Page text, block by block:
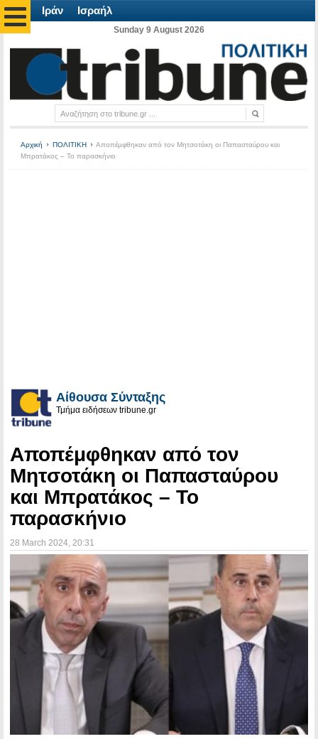
Ιράν Ισραήλ
Sunday 9 August 2026
Αρχική ΠΟΛΙΤΙΚΗ
Αποπέμφθηκαν από τον Μητσοτάκη οι Παπασταύρου και
Μπρατάκος – Το παρασκήνιο
Αίθουσα Σύνταξης
Τμήμα ειδήσεων tribune.gr
Αποπέμφθηκαν από τον
Μητσοτάκη οι Παπασταύρου
και Μπρατάκος – Το
παρασκήνιο
28 March 2024 , 20:31